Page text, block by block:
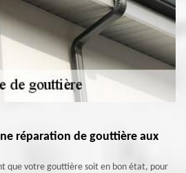
réparation de gouttière aux
que votre gouttière soit en bon état, pour